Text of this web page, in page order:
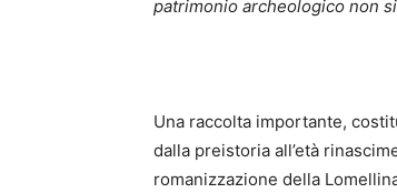
patrimonio archeologico non
Una raccolta importante,
dalla preistoria all’età
romanizzazione della